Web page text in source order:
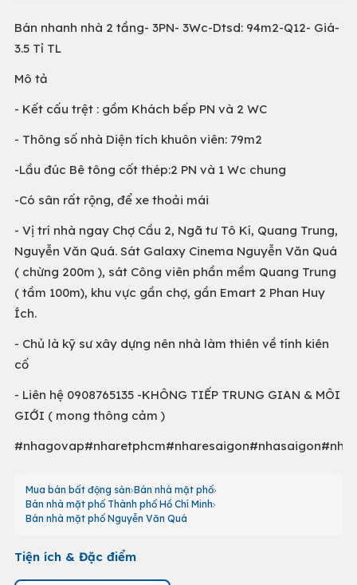
Bán nhanh nhà 2 tầng- 3PN- 3Wc-Dtsd: 94m2-Q12- Giá-
3.5 Tỉ TL
Mô tả
- Kết cấu trệt : gồm Khách bếp PN và 2 WC
- Thông số nhà Diện tích khuôn viên: 79m2
-Lầu đúc Bê tông cốt thép:2 PN và 1 Wc chung
-Có sân rất rộng, để xe thoải mái
- Vị trí nhà ngay Chợ Cầu 2, Ngã tư Tô Kí, Quang Trung,
Nguyễn Văn Quá. Sát Galaxy Cinema Nguyễn Văn Quá
( chừng 200m ), sát Công viên phần mềm Quang Trung
( tầm 100m), khu vực gần chợ, gần Emart 2 Phan Huy
Ích.
- Chủ là kỹ sư xây dựng nên nhà làm thiên về tính kiên
cố
- Liên hệ 0908765135 -KHÔNG TIẾP TRUNG GIAN & MÔI
GIỚI ( mong thông cảm )
Mua bán bất động sản Bán nhà mặt phố
Bán nhà mặt phố Thành phố Hồ Chí Minh
Bán nhà mặt phố Nguyễn Văn Quá
Tiện ích & Đặc điểm